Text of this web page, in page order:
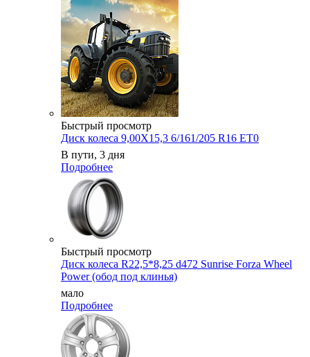
Быстрый просмотр
Диск колеса 9,00X15,3 6/161/205 R16 ET0
В пути, 3 дня
Подробнее
Быстрый просмотр
Диск колеса R22,5*8,25 d472 Sunrise Forza Wheel
Power (обод под клинья)
мало
Подробнее